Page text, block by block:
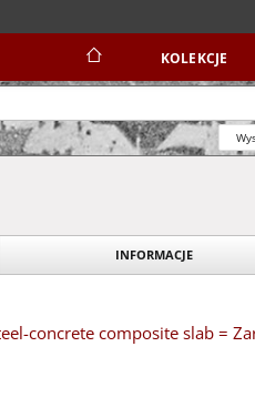
KOLEKCJE
INFORMACJE
concrete composite slab =